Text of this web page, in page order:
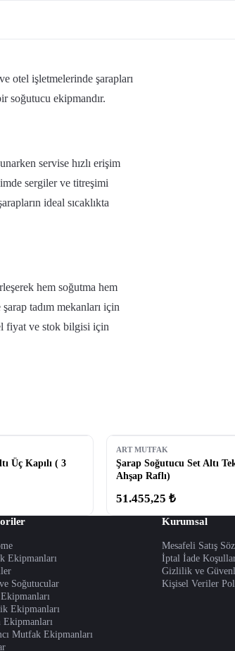
otel işletmelerinde şarapları
soğutucu ekipmandır.
servise hızlı erişim
sergiler ve titreşimi
ideal sıcaklıkta
hem soğutma hem
tadım mekanları için
fiyat ve stok bilgisi için
Üç Kapılı ( 3
ART MUTFAK
Şarap Soğutucu Set Altı
Ahşap Raflı)
51.455,25 ₺
Ekipmanları
Soğutucular
Ekipmanları
Ekipmanları
Mutfak Ekipmanları
Kurumsal
Mesafeli Satış
İptal İade
Gizlilik ve
Kişisel Veriler